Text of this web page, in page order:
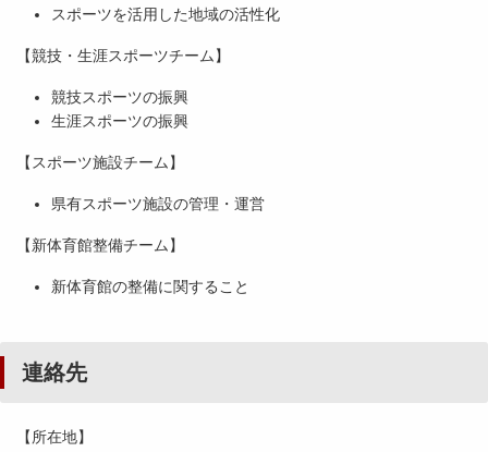
スポーツを活用した地域の活性化
【競技・生涯スポーツチーム】
競技スポーツの振興
生涯スポーツの振興
【スポーツ施設チーム】
県有スポーツ施設の管理・運営
【新体育館整備チーム】
新体育館の整備に関すること
連絡先
【所在地】